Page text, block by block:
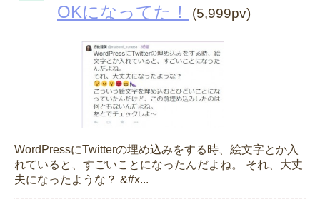
OKになってた！
(5,999pv)
WordPressにTwitterの埋め込みをする時、絵文字とか入
れていると、すごいことになったんだよね。 それ、大丈
夫になったような？ &#x...